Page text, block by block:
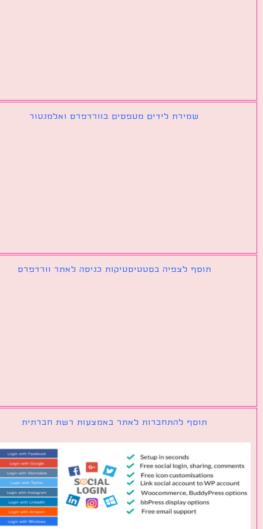
שמירת לידים מטפסים בוורדפרס ואלמנטור
תוסף לצפיה בסטטיסטיקות כניסה לאתר וורדפרס
תוסף להתחברות לאתר באמצעות רשת חברתית